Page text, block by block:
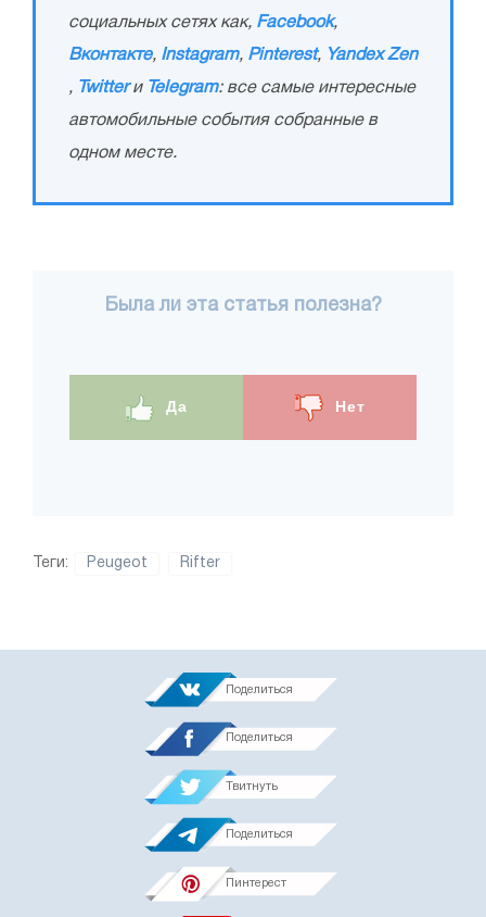
социальных сетях как, Facebook,
Вконтакте, Instagram, Pinterest, Yandex Zen
, Twitterи Telegram: все самые интересные
автомобильные события собранные в
одном месте.
Была ли эта статья полезна?
Да Нет
Теги: Peugeot Rifter
Поделиться
Поделиться
Твитнуть
Поделиться
Пинтерест